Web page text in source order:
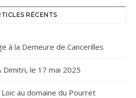
RÉCENTS
à la Demeure de Cancerilles
Dimitri, le 17 mai 2025
Loic au domaine du Pourret